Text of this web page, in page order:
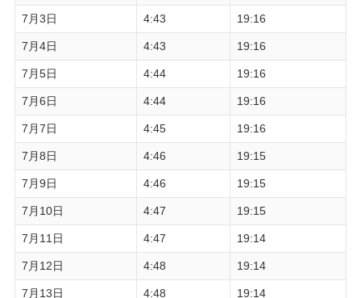
7月3日 4:43 19:16
7月4日 4:43 19:16
7月5日 4:44 19:16
7月6日 4:44 19:16
7月7日 4:45 19:16
7月8日 4:46 19:15
7月9日 4:46 19:15
7月10日 4:47 19:15
7月11日 4:47 19:14
7月12日 4:48 19:14
7月13日 4:48 19:14